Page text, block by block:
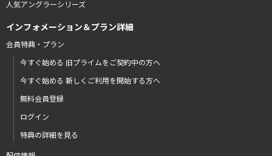
人気アングラーシリーズ
インフォメーション＆プラン詳細
会員特典・プラン
今すぐ始める 旧プライムをご契約中の方へ
今すぐ始める 新しくご利用を開始する方へ
無料会員登録
ログイン
特典の詳細を見る